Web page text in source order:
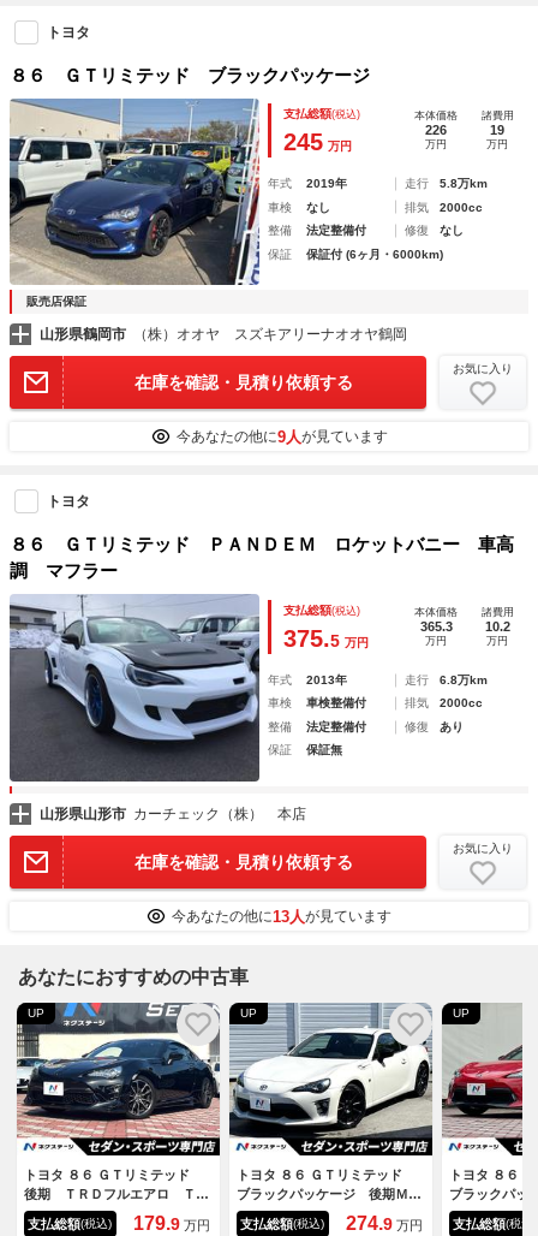
トヨタ
８６ ＧＴリミテッド ブラックパッケージ
支払総額(税込)
245 万円
本体価格
226
万円
諸費用
19
万円
年式 2019年 走行
5.8万km
車検
なし 排気
2000cc
整備
法定整備付 修復
なし
保証
保証付 (6ヶ月・6000km)
販売店保証
山形県鶴岡市 （株）オオヤ スズキアリーナオオヤ鶴岡
在庫を確認・見積り依頼する
お気に入り
今あなたの他に9人が見ています
トヨタ
８６ ＧＴリミテッド ＰＡＮＤＥＭ ロケットバニー 車高
調 マフラー
支払総額(税込)
375.5 万円
本体価格
365.3
万円
諸費用
10.2
万円
年式 2013年 走行
6.8万km
車検
車検整備付 排気
2000cc
整備
法定整備付 修復
あり
保証
保証無
山形県山形市 カーチェック（株） 本店
在庫を確認・見積り依頼する
お気に入り
今あなたの他に13人が見ています
あなたにおすすめの中古車
UP
トヨタ ８６ ＧＴリミテッド
後期 ＴＲＤフルエアロ ＴＲ
Ｄハイレスポンスマフラー 純
正ＳＤナビ バックカメラ Ｌ
支払総額(税込) 179.9 万円
UP
トヨタ ８６ ＧＴリミテッド
ブラックパッケージ 後期Ｍ
Ｔ 禁煙車 ｃａｒｒｏｚｚｅ
ｒｉａ製ディスプレイオーディ
支払総額(税込) 274.9 万円
UP
トヨタ ８６
ブラックパッ
型 ６ＭＴ Ｔ
／Ｓ／Ｒ＆ス
支払総額(税込)